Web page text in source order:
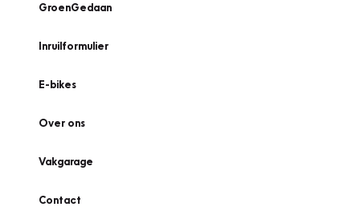
GroenGedaan
Inruilformulier
E-bikes
Over ons
Vakgarage
Contact